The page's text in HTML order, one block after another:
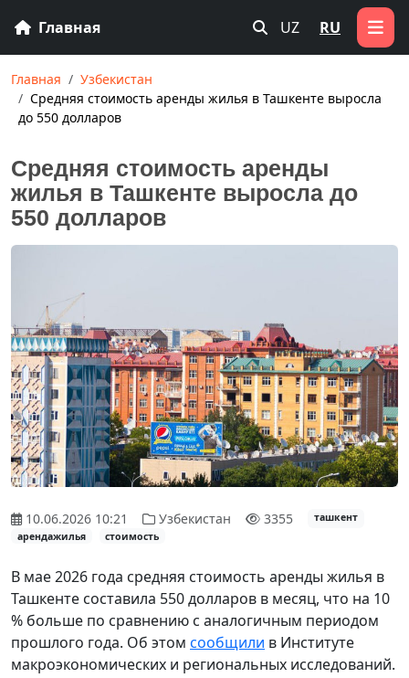
Главная UZ RU
Главная
Узбекистан
Средняя стоимость аренды жилья в Ташкенте выросла
до 550 долларов
Средняя стоимость аренды
жилья в Ташкенте выросла до
550 долларов
10.06.2026 10:21 Узбекистан 3355
ташкент
арендажилья
стоимость
В мае 2026 года средняя стоимость аренды жилья в
Ташкенте составила 550 долларов в месяц, что на 10
% больше по сравнению с аналогичным периодом
прошлого года. Об этом сообщили в Институте
макроэкономических и региональных исследований.